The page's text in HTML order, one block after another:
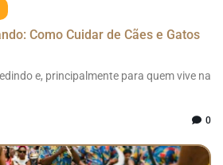
Como Cuidar de Cães e Gatos
e, principalmente para quem vive na
0